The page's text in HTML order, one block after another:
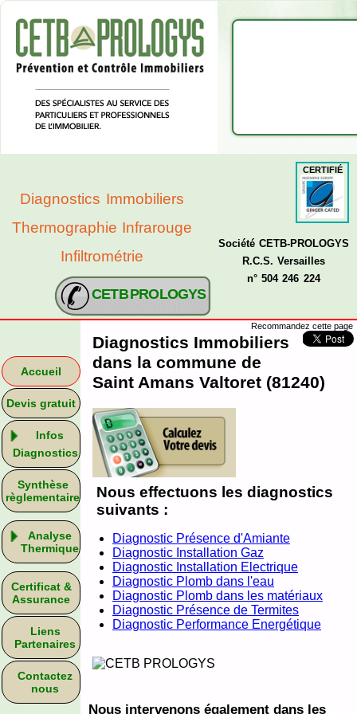
Diagnostics Immobiliers
Thermographie Infrarouge
Infiltrométrie
CERTIFIÉ
Société CETB-PROLOGYS
R.C.S. Versailles
n° 504 246 224
CETB PROLOGYS
Accueil
Devis gratuit
Infos
Diagnostics
Synthèse
règlementaire
Analyse
Thermique
Certificat &
Assurance
Liens
Partenaires
Contactez
nous
Recommandez cette page
Diagnostics Immobiliers
dans la commune de
Saint Amans Valtoret (81240)
Nous effectuons les diagnostics
suivants :
Diagnostic Présence d'Amiante
Diagnostic Installation Gaz
Diagnostic Installation Electrique
Diagnostic Plomb dans l'eau
Diagnostic Plomb dans les matériaux
Diagnostic Présence de Termites
Diagnostic Performance Energétique
Nous intervenons également dans les